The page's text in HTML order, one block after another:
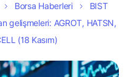
Borsa Haberleri
BIST
gelişmeleri: AGROT, HATSN,
(18 Kasım)